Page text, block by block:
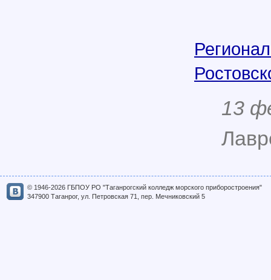
13
© 1946-2026 ГБПОУ РО "Таганрогский колледж морского приборостроения"
347900 Таганрог, ул. Петровская 71, пер. Мечниковский 5